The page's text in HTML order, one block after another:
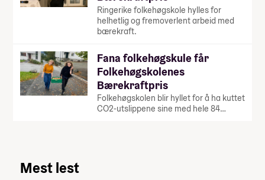
Ringerike folkehøgskole hylles for
helhetlig og fremoverlent arbeid med
bærekraft.
Fana folkehøgskule får
Folkehøgskolenes
Bærekraftpris
Folkehøgskolen blir hyllet for å ha kuttet
CO2-utslippene sine med hele 84…
Mest lest